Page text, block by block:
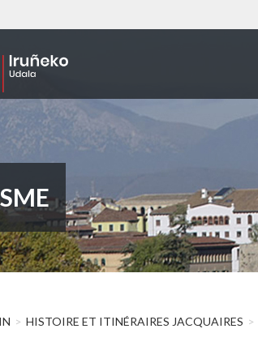
HISTOIRE ET ITINÉRAIRES JACQUAIRES